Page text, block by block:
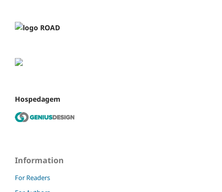
Hospedagem
Information
For Readers